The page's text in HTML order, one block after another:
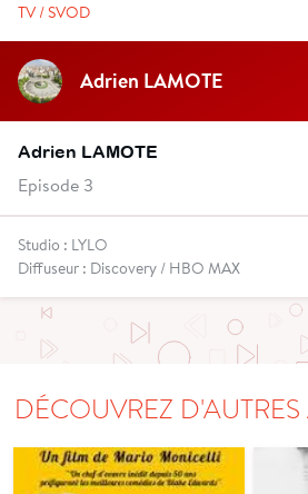
TV / SVOD
Adrien LAMOTE
Adrien LAMOTE
Episode 3
Studio : LYLO
Diffuseur : Discovery / HBO MAX
DÉCOUVREZ